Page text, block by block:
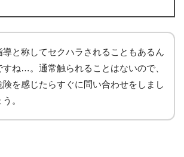
導と称してセクハラされることもあるん
すね…。通常触られることはないので、
険を感じたらすぐに問い合わせをしまし
う。